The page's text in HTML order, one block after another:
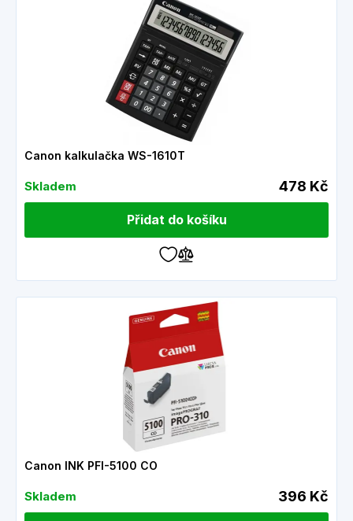
Canon kalkulačka WS-1610T
Skladem 478 Kč
Přidat do košíku
Canon INK PFI-5100 CO
Skladem 396 Kč